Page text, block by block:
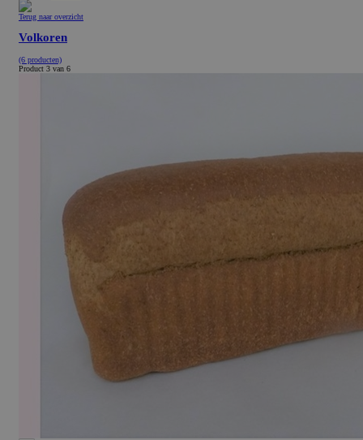
Terug naar overzicht
Volkoren
(6 producten)
Product 3 van 6